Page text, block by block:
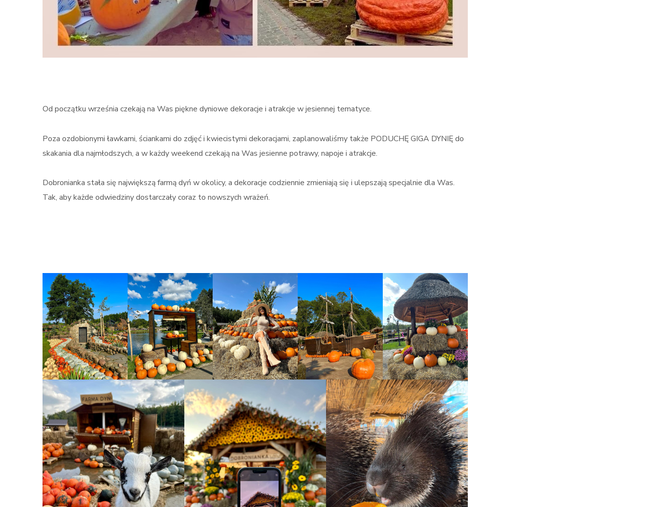
Od początku września czekają na Was piękne dyniowe dekoracje i atrakcje w jesiennej tematyce.
Poza ozdobionymi ławkami, ściankami do zdjęć i kwiecistymi dekoracjami, zaplanowaliśmy także PODUCHĘ GIGA DYNIĘ do
skakania dla najmłodszych, a w każdy weekend czekają na Was jesienne potrawy, napoje i atrakcje.
Dobronianka stała się największą farmą dyń w okolicy, a dekoracje codziennie zmieniają się i ulepszają specjalnie dla Was.
Tak, aby każde odwiedziny dostarczały coraz to nowszych wrażeń.